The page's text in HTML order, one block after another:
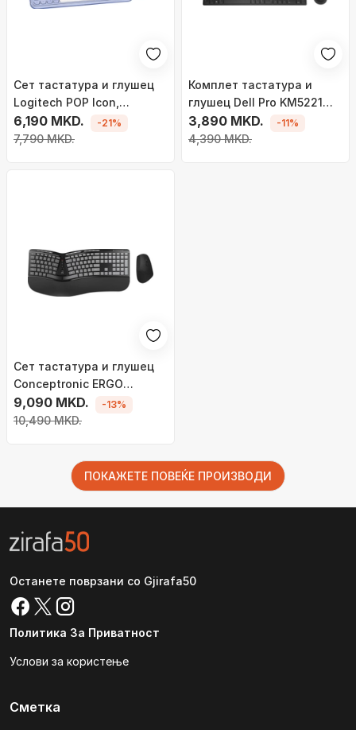
Сет тастатура и глушец
Logitech POP Icon,
Bluetooth,
повеќеплатформски,
6,190 MKD.
7,790 MKD.
-21%
Комплет тастатура и
глушец Dell Pro KM5221W,
безжичен, распоред EN
LT, црн
3,890 MKD.
4,390 MKD.
-11%
Сет тастатура и глушец
Conceptronic ERGO
Wireless, ергономски,
QWERTY, црн
9,090 MKD.
10,490 MKD.
-13%
ПОКАЖЕТЕ ПОВЕЌЕ ПРОИЗВОДИ
Останете поврзани со Gjirafa50
Политика За Приватност
Услови за користење
Сметка